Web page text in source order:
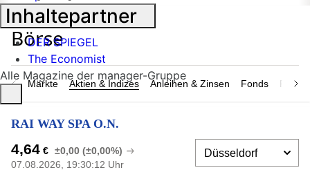
Märkte Aktien & Indizes Anleihen & Zinsen Fonds
RAI WAY SPA O.N.
4,64 € ±0,00 (±0,00%)
07.08.2026, 19:30:12 Uhr
Inhaltepartner
DER SPIEGEL
The Economist
Alle Magazine der manager-Gruppe